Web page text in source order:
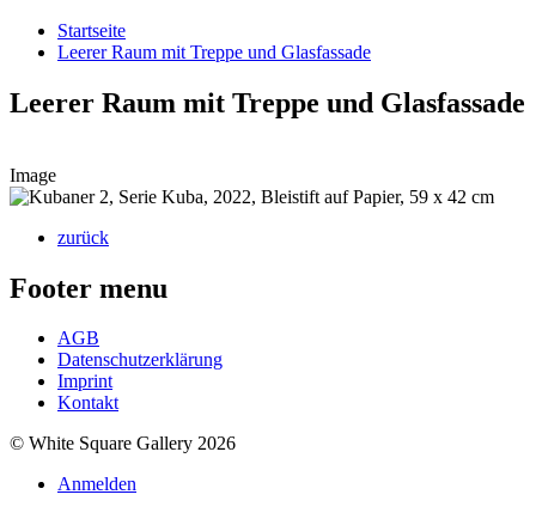
Startseite
Leerer Raum mit Treppe und Glasfassade
Leerer Raum mit Treppe und Glasfassade
Image
zurück
Footer menu
AGB
Datenschutzerklärung
Imprint
Kontakt
© White Square Gallery 2026
Anmelden